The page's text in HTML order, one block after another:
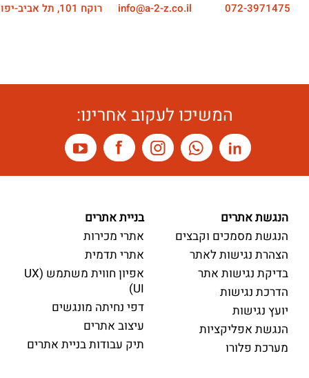
072-3971475
info@a-2-z.co.il רוקח 101, תל אביב-יפו
המשיכו לעקוב אחרינו:
הנגשת אתרים
הנגשת מסמכים וקבצים
הצהרת נגישות לאתר
בדיקת נגישות אתר
הדרכת נגישות
יועץ נגישות
הנגשת אפליקציות
מערכת פלורו
בניית אתרים
אתרי מכירות
אתרי תדמית
אפיון חווית משתמש (UX
UI)
דפי נחיתה מונגשים
עיצוב אתרים
תיק עבודות בניית אתרים